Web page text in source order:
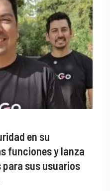
en su
funciones y lanza
sus usuarios